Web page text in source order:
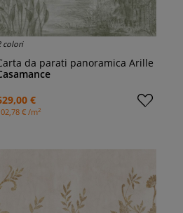
colori
Carta da parati panoramica Arille
€
€ /m2